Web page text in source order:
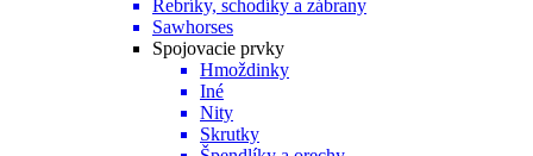
Rebríky, schodíky a zábrany
Sawhorses
Spojovacie prvky
Hmoždinky
Iné
Nity
Skrutky